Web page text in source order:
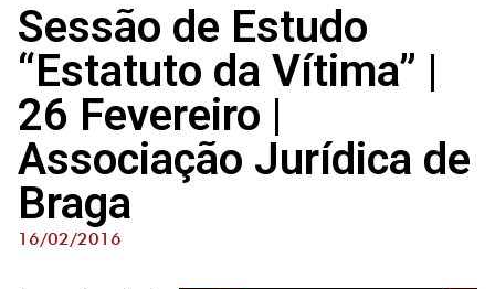
Sessão de Estudo
“Estatuto da Vítima” |
26 Fevereiro |
Associação Jurídica de
Braga
16/02/2016